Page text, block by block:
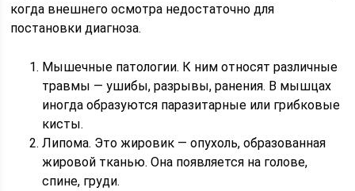
когда внешнего осмотра недостаточно для
постановки диагноза.
Мышечные патологии. К ним относят различные
травмы — ушибы, разрывы, ранения. В мышцах
иногда образуются паразитарные или грибковые
кисты.
Липома. Это жировик — опухоль, образованная
жировой тканью. Она появляется на голове,
спине, груди.